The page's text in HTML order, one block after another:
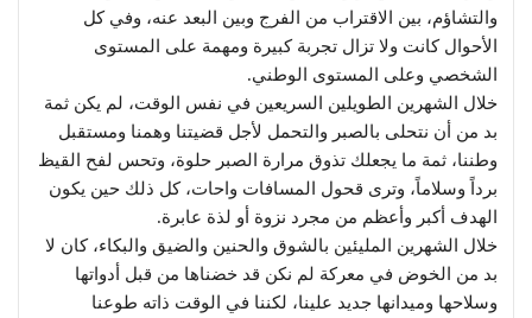
والتشاؤم، بين الاقتراب من الفرج وبين البعد عنه، وفي كل
الأحوال كانت ولا تزال تجربة كبيرة ومهمة على المستوى
الشخصي وعلى المستوى الوطني.
خلال الشهرين الطويلين السريعين في نفس الوقت، لم يكن ثمة
بد من أن نتحلى بالصبر والتحمل لأجل قضيتنا وهمنا ومستقبل
وطننا، ثمة ما يجعلك تذوق مرارة الصبر حلوة، وتحس لفح القيظ
برداً وسلاماً، وترى قحول المسافات واحات، كل ذلك حين يكون
الهدف أكبر وأعظم من مجرد نزوة أو لذة عابرة.
خلال الشهرين المليئين بالشوق والحنين والضيق والبكاء، كان لا
بد من الخوض في معركة لم نكن قد خضناها من قبل أدواتها
وسلاحها وميدانها جديد علينا، لكننا في الوقت ذاته طوعنا